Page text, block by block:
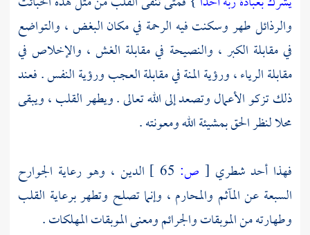
والرذائل طهر وسكنت فيه الرحمة في مكان البغض ، والتواضع
في مقابلة الكبر ، والنصيحة في مقابلة الغش ، والإخلاص في
مقابلة الرياء ، ورؤية المنة في مقابلة العجب ورؤية النفس . فعند
ذلك تزكو الأعمال وتصعد إلى الله تعالى . ويطهر القلب ، ويبقى
محلا لنظر الحق بمشيئة الله ومعونته .
فهذا أحد شطري [ ص:
الدين ، وهو رعاية الجوارح
السبعة عن المآثم والمحارم ، وإنما تصلح وتطهر برعاية القلب
وطهارته من الموبقات والجرائم ومعنى الموبقات المهلكات .